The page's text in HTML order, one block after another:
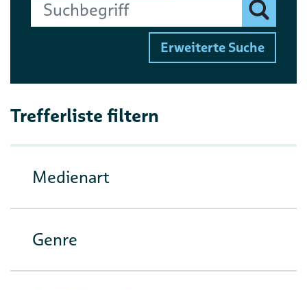
Finden
Erweiterte Suche
Trefferliste filtern
Medienart
Genre